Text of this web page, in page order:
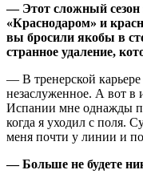
— Этот сложный сезон
«Краснодаром» и
вы бросили якобы в
странное удаление,
— В тренерской
незаслуженное. А вот в
Испании мне однажды
когда я уходил c поля.
меня почти у линии и
— Больше не будете